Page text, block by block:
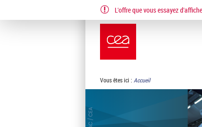
EN FR
Vous êtes ici : Accueil
L'offre que vous essayez